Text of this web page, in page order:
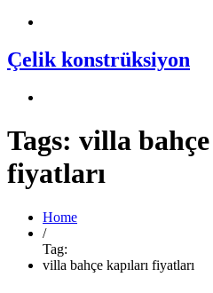
Çelik konstrüksiyon
Tags: villa bahçe
fiyatları
Home
/
Tag:
villa bahçe kapıları fiyatları